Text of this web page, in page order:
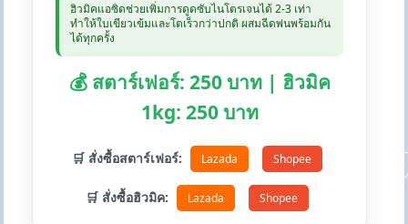
ฮิวมิคแอซิดช่วยเพิ่มการดูดซับไนโตรเจนได้ 2-3 เท่า
ทำให้ใบเขียวเข้มและโตเร็วกว่าปกติ ผสมฉีดพ่นพร้อมกัน
ได้ทุกครั้ง
💰 สตาร์เฟอร์: 250 บาท | ฮิวมิค
1kg: 250 บาท
🛒 สั่งซื้อสตาร์เฟอร์: Lazada Shopee
🛒 สั่งซื้อฮิวมิค: Lazada Shopee